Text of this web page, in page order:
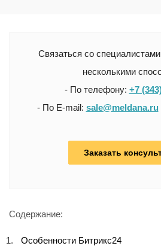
Связаться со
несколькими
- По телефону: +7
- По E-mail: sale@meldana.ru
Заказать
Содержание:
Особенности Битрикс24